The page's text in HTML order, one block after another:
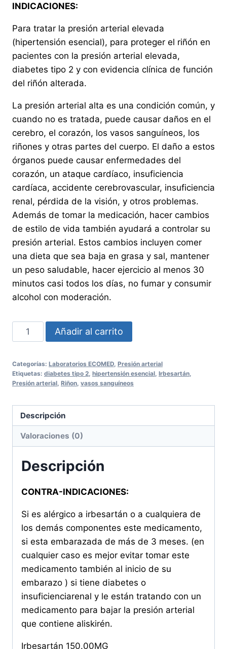
INDICACIONES:
Para tratar la presión arterial elevada
(hipertensión esencial), para proteger el riñón en
pacientes con la presión arterial elevada,
diabetes tipo 2 y con evidencia clínica de función
del riñón alterada.
La presión arterial alta es una condición común, y
cuando no es tratada, puede causar daños en el
cerebro, el corazón, los vasos sanguíneos, los
riñones y otras partes del cuerpo. El daño a estos
órganos puede causar enfermedades del
corazón, un ataque cardíaco, insuficiencia
cardíaca, accidente cerebrovascular, insuficiencia
renal, pérdida de la visión, y otros problemas.
Además de tomar la medicación, hacer cambios
de estilo de vida también ayudará a controlar su
presión arterial. Estos cambios incluyen comer
una dieta que sea baja en grasa y sal, mantener
un peso saludable, hacer ejercicio al menos 30
minutos casi todos los días, no fumar y consumir
alcohol con moderación.
IRBESARTAN
ECOMED
100
Tabletas
Añadir al carrito
Categorías: Laboratorios ECOMED Presión arterial
Etiquetas: diabetes tipo 2 hipertensión esencial Irbesartán
Presión arterial Riñon vasos sanguíneos
Descripción
Valoraciones (0)
Descripción
CONTRA-INDICACIONES:
Si es alérgico a irbesartán o a cualquiera de
los demás componentes este medicamento,
si esta embarazada de más de 3 meses. (en
cualquier caso es mejor evitar tomar este
medicamento también al inicio de su
embarazo ) si tiene diabetes o
insuficienciarenal y le están tratando con un
medicamento para bajar la presión arterial
que contiene aliskirén.
Irbesartán 150.00MG